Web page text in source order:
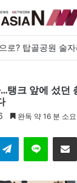
탱크 앞에 섰던
완독 약 16 분 소요
TelegramLine